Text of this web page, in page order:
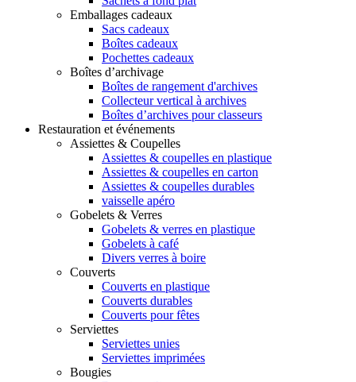
Emballages cadeaux
Sacs cadeaux
Boîtes cadeaux
Pochettes cadeaux
Boîtes d’archivage
Boîtes de rangement d'archives
Collecteur vertical à archives
Boîtes d’archives pour classeurs
Restauration et événements
Assiettes & Coupelles
Assiettes & coupelles en plastique
Assiettes & coupelles en carton
Assiettes & coupelles durables
vaisselle apéro
Gobelets & Verres
Gobelets & verres en plastique
Gobelets à café
Divers verres à boire
Couverts
Couverts en plastique
Couverts durables
Couverts pour fêtes
Serviettes
Serviettes unies
Serviettes imprimées
Bougies